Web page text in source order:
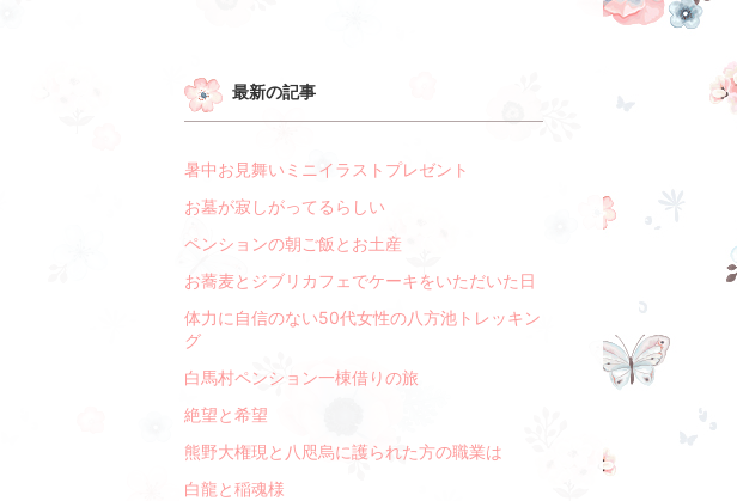
最新の記事
暑中お見舞いミニイラストプレゼント
お墓が寂しがってるらしい
ペンションの朝ご飯とお土産
お蕎麦とジブリカフェでケーキをいただいた日
体力に自信のない50代女性の八方池トレッキン
グ
白馬村ペンション一棟借りの旅
絶望と希望
熊野大権現と八咫烏に護られた方の職業は
白龍と稲魂様